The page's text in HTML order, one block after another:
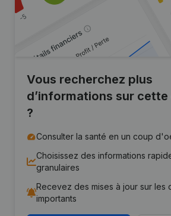
Vous recherchez plus
d’informations sur
?
Consulter la santé en un coup
Choisissez des informations
granulaires
Recevez des mises à jour sur les
importants